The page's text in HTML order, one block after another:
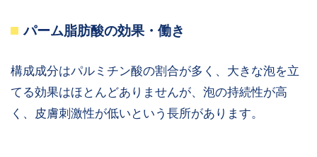
パーム脂肪酸の効果・働き
構成成分はパルミチン酸の割合が多く、大きな泡を立
てる効果はほとんどありませんが、泡の持続性が高
く、皮膚刺激性が低いという長所があります。